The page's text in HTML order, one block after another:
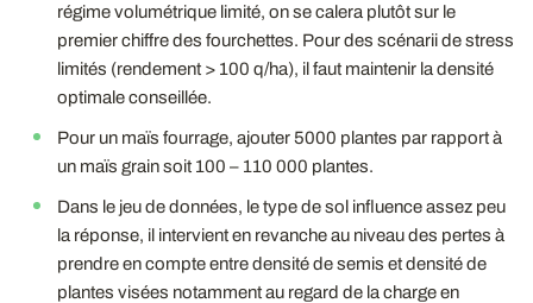
régime volumétrique limité, on se calera plutôt sur le
premier chiffre des fourchettes. Pour des scénarii de stress
limités (rendement > 100 q/ha), il faut maintenir la densité
optimale conseillée.
Pour un maïs fourrage, ajouter 5000 plantes par rapport à
un maïs grain soit 100 – 110 000 plantes.
Dans le jeu de données, le type de sol influence assez peu
la réponse, il intervient en revanche au niveau des pertes à
prendre en compte entre densité de semis et densité de
plantes visées notamment au regard de la charge en